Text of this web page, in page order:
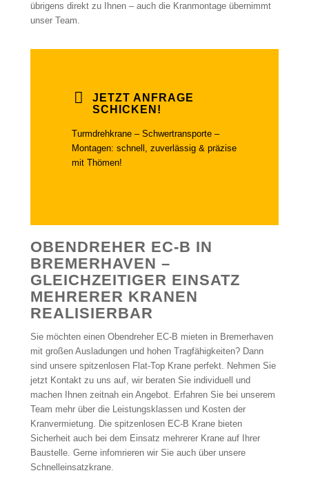
übrigens direkt zu Ihnen – auch die Kranmontage übernimmt
unser Team.
JETZT ANFRAGE
SCHICKEN!
Turmdrehkrane – Schwertransporte –
Montagen: schnell, zuverlässig & präzise
mit Thömen!
OBENDREHER EC-B IN
BREMERHAVEN –
GLEICHZEITIGER EINSATZ
MEHRERER KRANEN
REALISIERBAR
Sie möchten einen Obendreher EC-B mieten in Bremerhaven
mit großen Ausladungen und hohen Tragfähigkeiten? Dann
sind unsere spitzenlosen Flat-Top Krane perfekt. Nehmen Sie
jetzt Kontakt zu uns auf, wir beraten Sie individuell und
machen Ihnen zeitnah ein Angebot. Erfahren Sie bei unserem
Team mehr über die Leistungsklassen und Kosten der
Kranvermietung. Die spitzenlosen EC-B Krane bieten
Sicherheit auch bei dem Einsatz mehrerer Krane auf Ihrer
Baustelle. Gerne infomrieren wir Sie auch über unsere
Schnelleinsatzkrane.